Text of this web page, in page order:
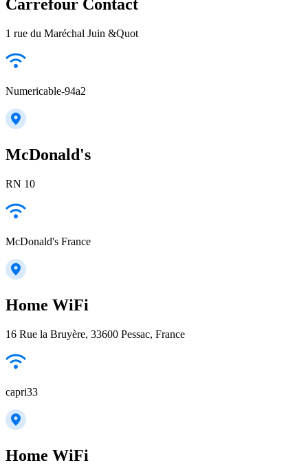
Carrefour Contact
1 rue du Maréchal Juin &Quot
Numericable-94a2
McDonald's
RN 10
McDonald's France
Home WiFi
16 Rue la Bruyère, 33600 Pessac, France
capri33
Home WiFi